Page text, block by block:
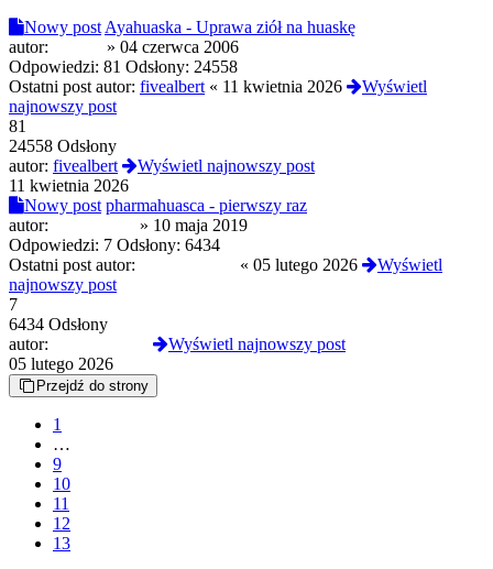
Nowy post Ayahuaska - Uprawa ziół na huaskę
autor:
» 04 czerwca 2006
Odpowiedzi: 81 Odsłony: 24558
Ostatni post autor: fivealbert « 11 kwietnia 2026
Wyświetl
najnowszy post
81
24558 Odsłony
autor: fivealbert
Wyświetl najnowszy post
11 kwietnia 2026
Nowy post pharmahuasca - pierwszy raz
autor:
» 10 maja 2019
Odpowiedzi: 7 Odsłony: 6434
Ostatni post autor:
« 05 lutego 2026
Wyświetl
najnowszy post
7
6434 Odsłony
autor:
Wyświetl najnowszy post
05 lutego 2026
Przejdź do strony
1
…
9
10
11
12
13